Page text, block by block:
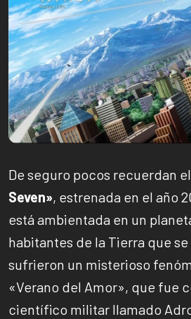
De seguro pocos recuerdan
Seven», estrenada en el año
está ambientada en un
habitantes de la Tierra que
sufrieron un misterioso
«Verano del Amor», que fue
científico militar llamado